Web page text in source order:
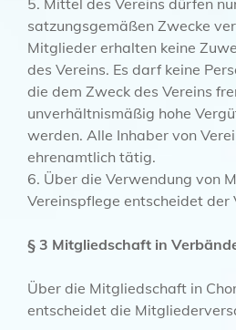
5. Mittel des Vereins dürfen
satzungsgemäßen Zwecke
Mitglieder erhalten keine
des Vereins. Es darf keine
die dem Zweck des Vereins
unverhältnismäßig hohe
werden. Alle Inhaber von
ehrenamtlich tätig.
6. Über die Verwendung von
Vereinspflege entscheidet der
§ 3 Mitgliedschaft in
Über die Mitgliedschaft in
entscheidet die